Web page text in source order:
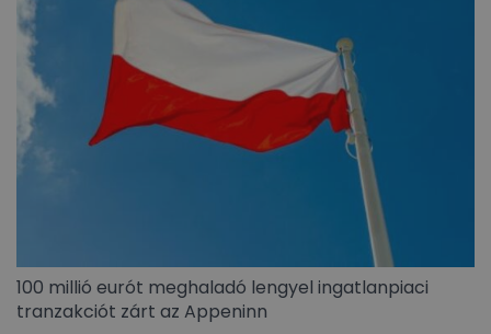
100 millió eurót meghaladó lengyel ingatlanpiaci
tranzakciót zárt az Appeninn